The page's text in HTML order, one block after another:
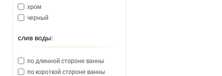
хром
черный
слив воды:
по длинной стороне ванны
по короткой стороне ванны